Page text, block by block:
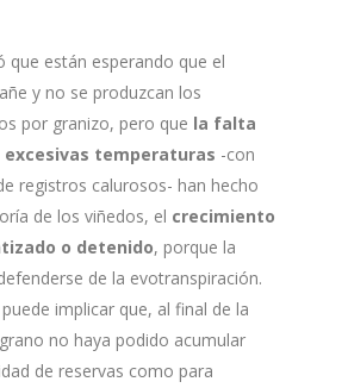
que están esperando que el
y no se produzcan los
por granizo, pero que la falta
excesivas temperaturas -con
registros calurosos- han hecho
de los viñedos, el crecimiento
o detenido, porque la
de la evotranspiración.
implicar que, al final de la
no haya podido acumular
de reservas como para